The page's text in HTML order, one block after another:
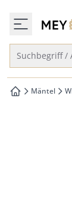
springen
springen
Suchbegriff /
zur Startseite
Mäntel